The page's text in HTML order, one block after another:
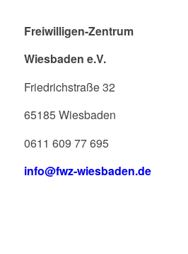
Freiwilligen-Zentrum
Wiesbaden e.V.
Friedrichstraße 32
65185 Wiesbaden
0611 609 77 695
info@fwz-wiesbaden.de